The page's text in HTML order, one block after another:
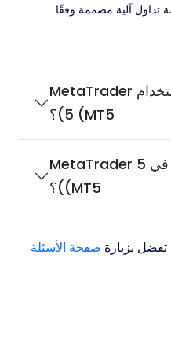
تداول آلية مصممة وفقًا
كيف يمكن للمتداولين استخدام MetaTrader
5 (MT5)؟
ما الميزات المتاحة في MetaTrader 5
(MT5)؟
تفضل بزيارة صفحة الأسئلة